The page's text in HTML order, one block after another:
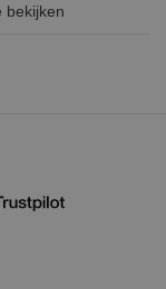
bekijken